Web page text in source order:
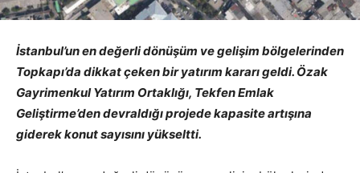
İstanbul’un en değerli dönüşüm ve gelişim bölgelerinden
Topkapı’da dikkat çeken bir yatırım kararı geldi. Özak
Gayrimenkul Yatırım Ortaklığı, Tekfen Emlak
Geliştirme’den devraldığı projede kapasite artışına
giderek konut sayısını yükseltti.